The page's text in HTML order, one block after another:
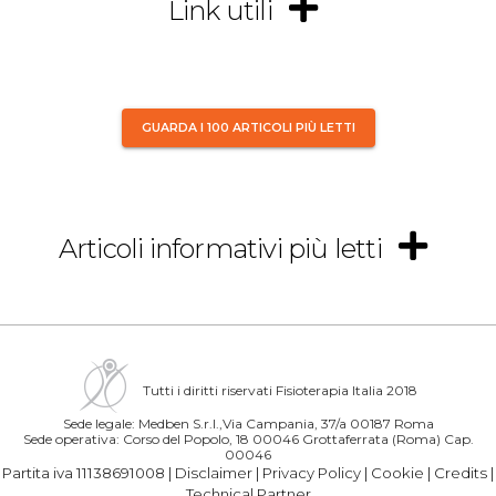
Link utili
GUARDA I 100 ARTICOLI PIÙ LETTI
Articoli informativi più letti
Tutti i diritti riservati Fisioterapia Italia 2018
Sede legale: Medben S.r.l.,Via Campania, 37/a 00187 Roma
Sede operativa: Corso del Popolo, 18 00046 Grottaferrata (Roma) Cap.
00046
Partita iva 11138691008 | Disclaimer | Privacy Policy | Cookie | Credits |